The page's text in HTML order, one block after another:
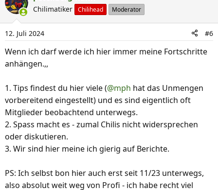
Chilimatiker Chilihead Moderator
12. Juli 2024 #6
Wenn ich darf werde ich hier immer meine Fortschritte
anhängen.,,
1. Tips findest du hier viele (@mph hat das Unmengen
vorbereitend eingestellt) und es sind eigentlich oft
Mitglieder beobachtend unterwegs.
2. Spass macht es - zumal Chilis nicht widersprechen
oder diskutieren.
3. Wir sind hier meine ich gierig auf Berichte.
PS: Ich selbst bon hier auch erst seit 11/23 unterwegs,
also absolut weit weg von Profi - ich habe recht viel